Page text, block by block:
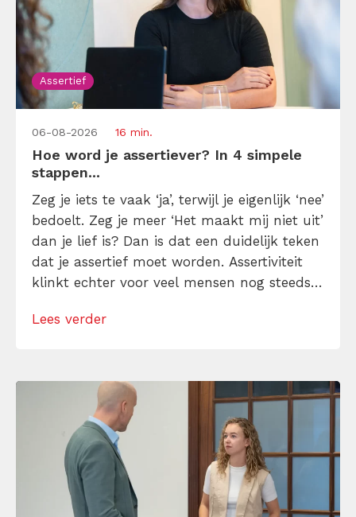
Assertief
06-08-2026 16 min.
Hoe word je assertiever? In 4 simpele
stappen...
Zeg je iets te vaak ‘ja’, terwijl je eigenlijk ‘nee’
bedoelt. Zeg je meer ‘Het maakt mij niet uit’
dan je lief is? Dan is dat een duidelijk teken
dat je assertief moet worden. Assertiviteit
klinkt echter voor veel mensen nog steeds
maar dat is niet zo. Assertiviteit draait juist
Lees verder